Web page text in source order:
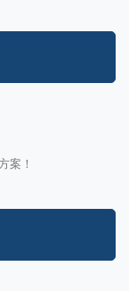
案！